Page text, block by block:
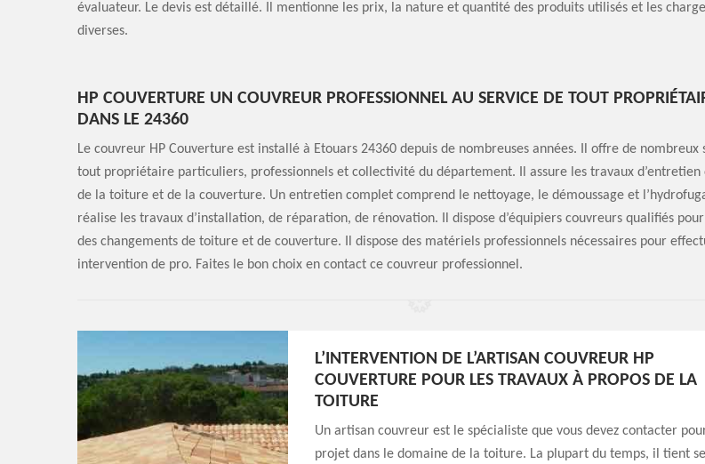
évaluateur. Le devis est détaillé. Il mentionne les prix, la nature et quantité des produits utilisés et les
diverses.
HP COUVERTURE UN COUVREUR PROFESSIONNEL AU SERVICE DE TOUT
DANS LE 24360
Le couvreur HP Couverture est installé à Etouars 24360 depuis de nombreuses années. Il offre de nombreux
tout propriétaire particuliers, professionnels et collectivité du département. Il assure les travaux d’entretien
de la toiture et de la couverture. Un entretien complet comprend le nettoyage, le démoussage et
réalise les travaux d’installation, de réparation, de rénovation. Il dispose d’équipiers couvreurs qualifiés
des changements de toiture et de couverture. Il dispose des matériels professionnels nécessaires pour
intervention de pro. Faites le bon choix en contact ce couvreur professionnel.
L’INTERVENTION DE L’ARTISAN COUVREUR HP
COUVERTURE POUR LES TRAVAUX À PROPOS DE LA
TOITURE
Un artisan couvreur est le spécialiste que vous devez contacter
projet dans le domaine de la toiture. La plupart du temps, il tient